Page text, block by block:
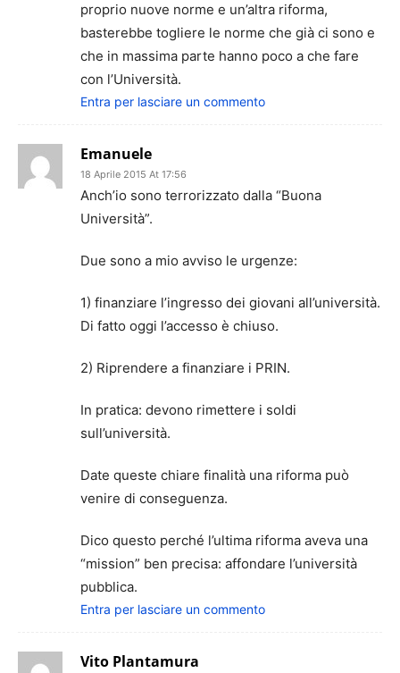
proprio nuove norme e un’altra riforma,
basterebbe togliere le norme che già ci sono e
che in massima parte hanno poco a che fare
con l’Università.
Entra per lasciare un commento
Emanuele
18 Aprile 2015 At 17:56
Anch’io sono terrorizzato dalla “Buona
Università”.
Due sono a mio avviso le urgenze:
1) finanziare l’ingresso dei giovani all’università.
Di fatto oggi l’accesso è chiuso.
2) Riprendere a finanziare i PRIN.
In pratica: devono rimettere i soldi
sull’università.
Date queste chiare finalità una riforma può
venire di conseguenza.
Dico questo perché l’ultima riforma aveva una
“mission” ben precisa: affondare l’università
pubblica.
Entra per lasciare un commento
Vito Plantamura